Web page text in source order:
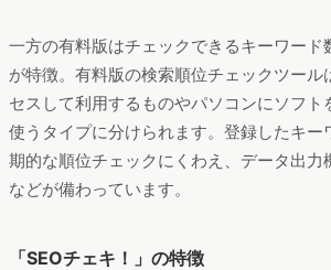
一方の有料版はチェックできるキーワード
が特徴。有料版の検索順位チェックツール
セスして利用するものやパソコンにソフト
使うタイプに分けられます。登録したキー
期的な順位チェックにくわえ、データ出力
などが備わっています。
「SEOチェキ！」の特徴